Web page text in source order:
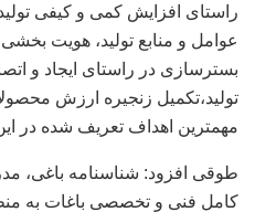
راستای افزایش کمی و کیفی
عوامل و منابع تولید، هویت
بسترسازی در راستای ایجاد و
تولید،تکمیل زنجیره ارزش
مهمترین اهداف تعریف شده در
طوقی افزود: شناسنامه
کامل فنی و تخصصی باغات به